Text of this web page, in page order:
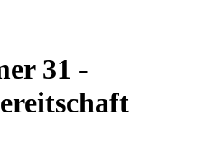
31 -